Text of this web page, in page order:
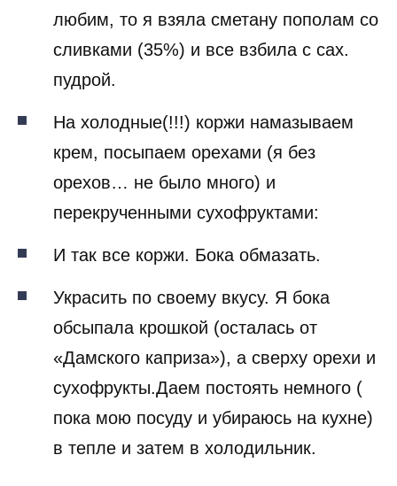
любим, то я взяла сметану пополам со
сливками (35%) и все взбила с сах.
пудрой.
На холодные(!!!) коржи намазываем
крем, посыпаем орехами (я без
орехов… не было много) и
перекрученными сухофруктами:
И так все коржи. Бока обмазать.
Украсить по своему вкусу. Я бока
обсыпала крошкой (осталась от
«Дамского каприза»), а сверху орехи и
сухофрукты.Даем постоять немного (
пока мою посуду и убираюсь на кухне)
в тепле и затем в холодильник.